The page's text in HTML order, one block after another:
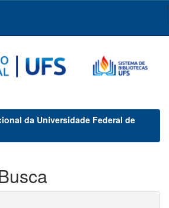
da Universidade Federal de